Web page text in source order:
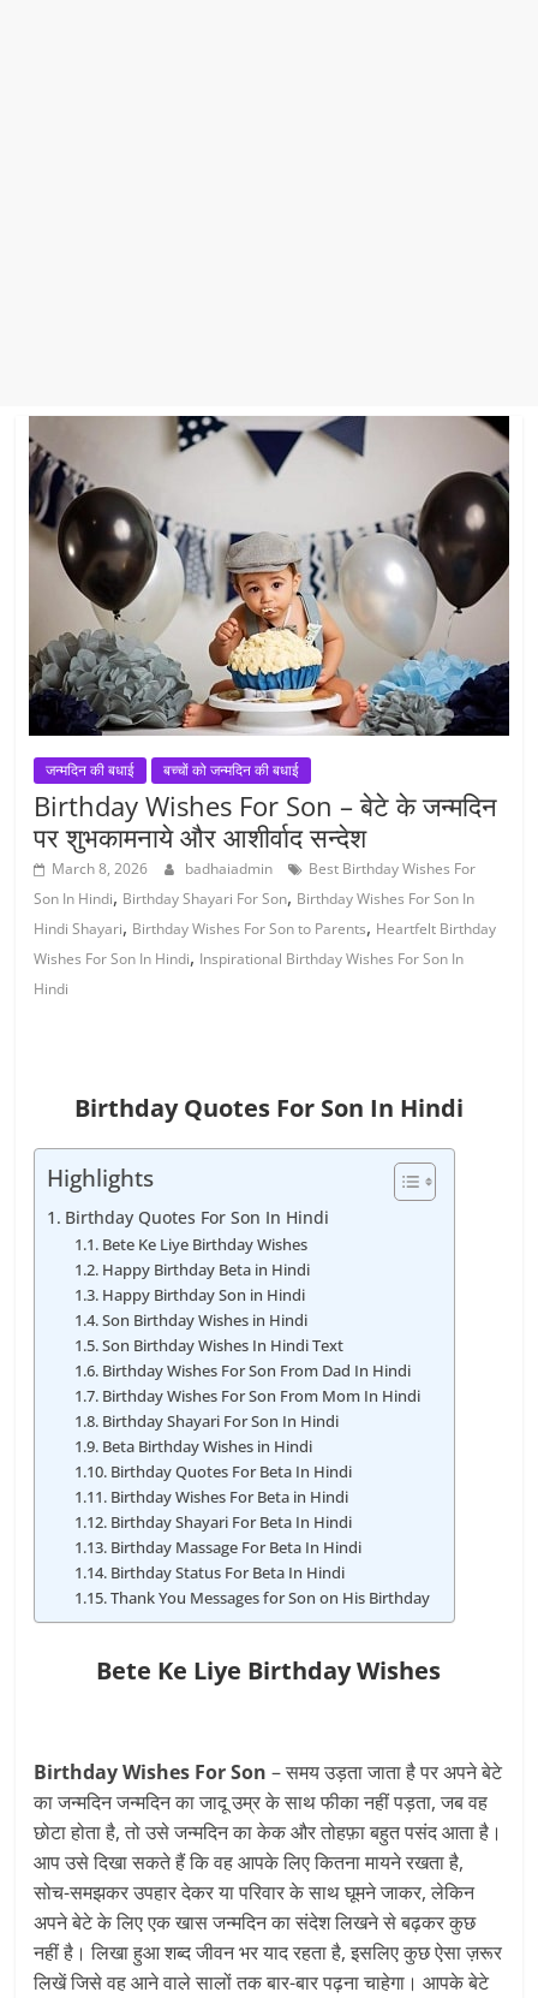
जन्मदिन की बधाई बच्चों को जन्मदिन की बधाई
Birthday Wishes For Son – बेटे के जन्मदिन
पर शुभकामनाये और आशीर्वाद सन्देश
March 8, 2026 badhaiadmin
Best Birthday Wishes For
Son In Hindi, Birthday Shayari For Son, Birthday Wishes For Son In
Hindi Shayari, Birthday Wishes For Son to Parents, Heartfelt Birthday
Wishes For Son In Hindi, Inspirational Birthday Wishes For Son In
Hindi
Birthday Quotes For Son In Hindi
Highlights
Birthday Quotes For Son In Hindi
Bete Ke Liye Birthday Wishes
Happy Birthday Beta in Hindi
Happy Birthday Son in Hindi
Son Birthday Wishes in Hindi
Son Birthday Wishes In Hindi Text
Birthday Wishes For Son From Dad In Hindi
Birthday Wishes For Son From Mom In Hindi
Birthday Shayari For Son In Hindi
Beta Birthday Wishes in Hindi
Birthday Quotes For Beta In Hindi
Birthday Wishes For Beta in Hindi
Birthday Shayari For Beta In Hindi
Birthday Massage For Beta In Hindi
Birthday Status For Beta In Hindi
Thank You Messages for Son on His Birthday
Bete Ke Liye Birthday Wishes
Birthday Wishes For Son – समय उड़ता जाता है पर अपने बेटे
का जन्मदिन जन्मदिन का जादू उम्र के साथ फीका नहीं पड़ता, जब ​​वह
छोटा होता है, तो उसे जन्मदिन का केक और तोहफ़ा बहुत पसंद आता है।
आप उसे दिखा सकते हैं कि वह आपके लिए कितना मायने रखता है,
सोच-समझकर उपहार देकर या परिवार के साथ घूमने जाकर, लेकिन
अपने बेटे के लिए एक खास जन्मदिन का संदेश लिखने से बढ़कर कुछ
नहीं है। लिखा हुआ शब्द जीवन भर याद रहता है, इसलिए कुछ ऐसा ज़रूर
लिखें जिसे वह आने वाले सालों तक बार-बार पढ़ना चाहेगा। आपके बेटे